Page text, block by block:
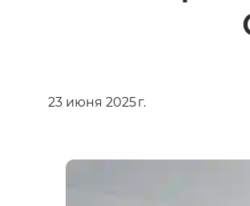
23 июня 2025 г.